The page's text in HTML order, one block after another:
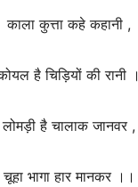
काला कुत्ता कहे कहानी ,
है चिड़ियों की रानी ।
लोमड़ी है चालाक जानवर ,
चूहा भागा हार मानकर ।।